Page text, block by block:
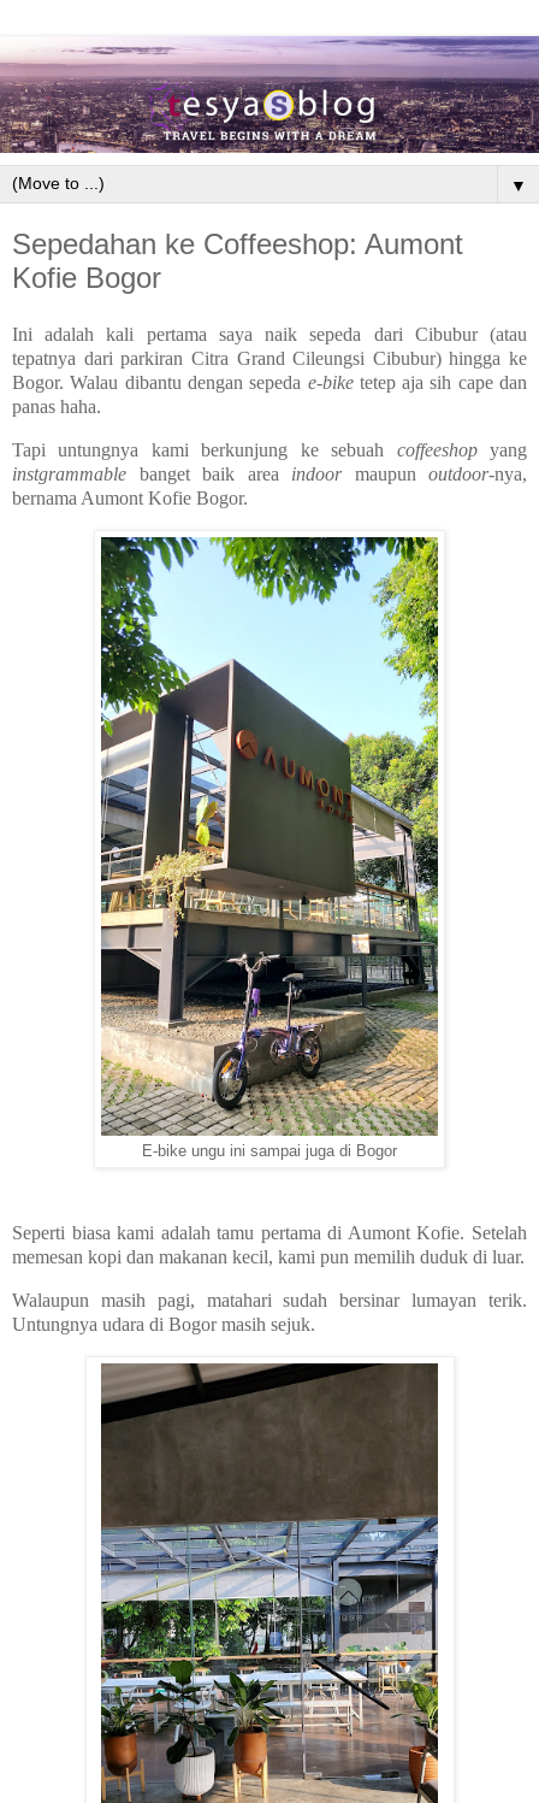
▼
Sepedahan ke Coffeeshop: Aumont
Kofie Bogor
Ini adalah kali pertama saya naik sepeda dari Cibubur (atau
tepatnya dari parkiran Citra Grand Cileungsi Cibubur) hingga ke
Bogor. Walau dibantu dengan sepeda e-biketetep aja sih cape dan
panas haha.
Tapi untungnya kami berkunjung ke sebuah coffeeshopyang
instgrammable banget baik area indoormaupun outdoor-nya,
bernama Aumont Kofie Bogor.
E-bike ungu ini sampai juga di Bogor
Seperti biasa kami adalah tamu pertama di Aumont Kofie. Setelah
memesan kopi dan makanan kecil, kami pun memilih duduk di luar.
Walaupun masih pagi, matahari sudah bersinar lumayan terik.
Untungnya udara di Bogor masih sejuk.